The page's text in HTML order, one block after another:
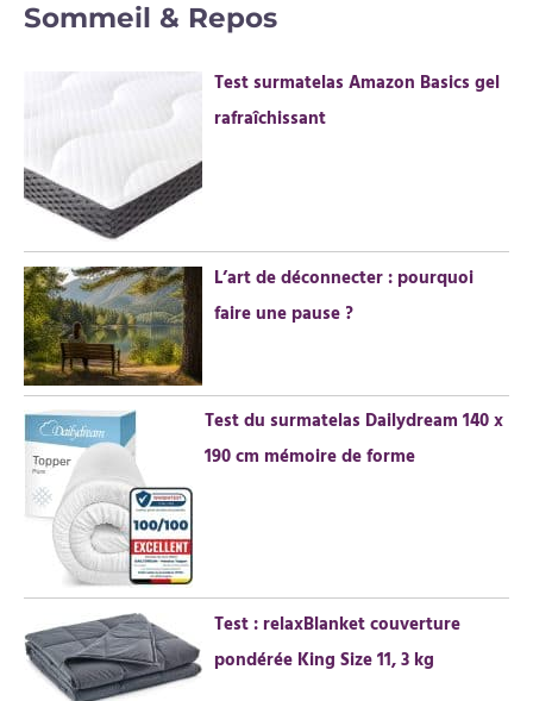
h
h
e
:
Sommeil & Repos
Test surmatelas Amazon Basics gel
rafraîchissant
L’art de déconnecter : pourquoi
faire une pause ?
Test du surmatelas Dailydream 140 x
190 cm mémoire de forme
Test : relaxBlanket couverture
pondérée King Size 11, 3 kg